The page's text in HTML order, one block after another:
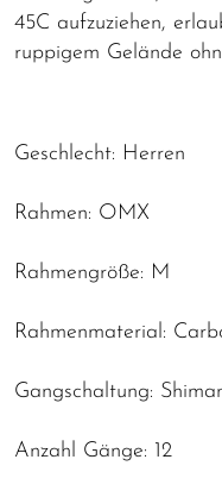
45C aufzuziehen,
ruppigem Gelände
Geschlecht: Herren
Rahmen: OMX
Rahmengröße: M
Rahmenmaterial:
Gangschaltung:
Anzahl Gänge: 12